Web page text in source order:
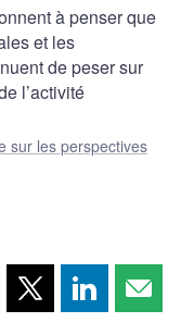
à penser que
et les
de peser sur
l’activité
sur les perspectives
PartagerPartager